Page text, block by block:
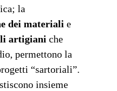
la
dei materiali e
artigiani che
permettono la
“sartoriali”.
insieme